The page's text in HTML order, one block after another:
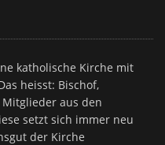
katholische Kirche mit
heisst: Bischof,
aus den
setzt sich immer neu
der Kirche